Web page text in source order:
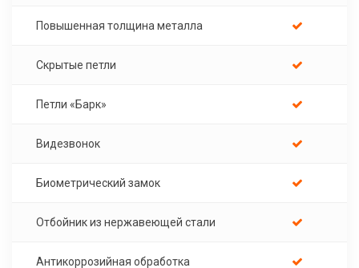
Повышенная толщина металла
Скрытые петли
Петли «Барк»
Видезвонок
Биометрический замок
Отбойник из нержавеющей стали
Антикоррозийная обработка